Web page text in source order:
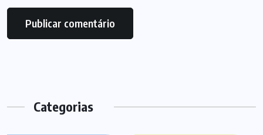
Categorias